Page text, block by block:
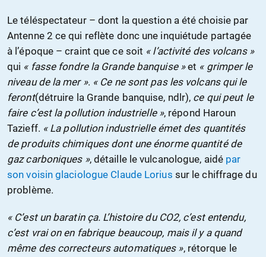
Le téléspectateur – dont la question a été choisie par
Antenne 2 ce qui reflète donc une inquiétude partagée
à l’époque – craint que ce soit « l’activité des volcans »
qui « fasse fondre la Grande banquise »et « grimper le
niveau de la mer ». « Ce ne sont pas les volcans qui le
feront(détruire la Grande banquise, ndlr), ce qui peut le
faire c’est la pollution industrielle », répond Haroun
Tazieff. « La pollution industrielle émet des quantités
de produits chimiques dont une énorme quantité de
gaz carboniques », détaille le vulcanologue, aidé par
son voisin glaciologue Claude Lorius sur le chiffrage du
problème.
« C’est un baratin ça. L’histoire du CO2, c’est entendu,
c’est vrai on en fabrique beaucoup, mais il y a quand
même des correcteurs automatiques », rétorque le